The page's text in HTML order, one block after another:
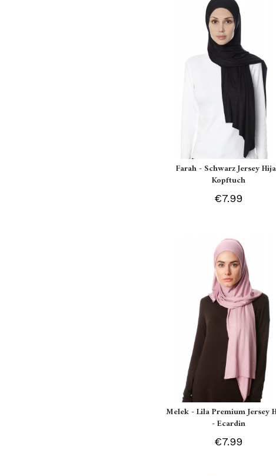
Farah - Schwarz Jersey
Kopftuch
€7.99
Melek - Lila Premium Jersey
- Ecardin
€7.99